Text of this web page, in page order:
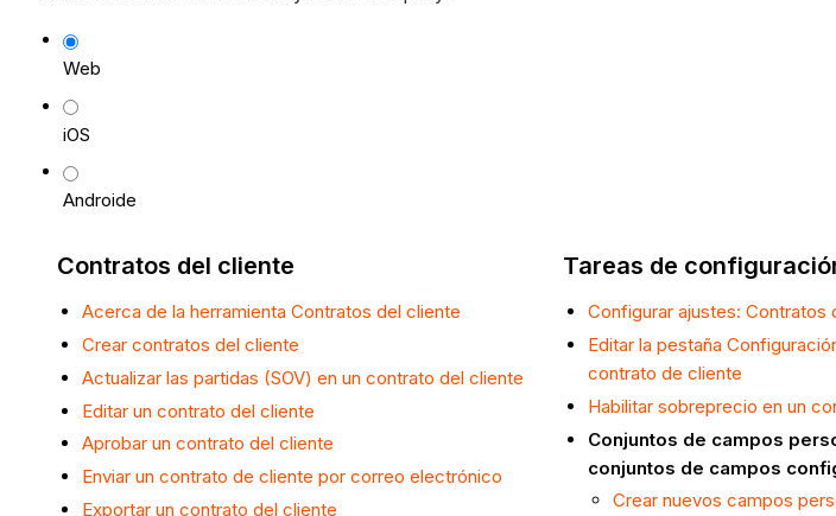
Web
iOS
Androide
Contratos del cliente
Acerca de la herramienta Contratos del cliente
Crear contratos del cliente
Actualizar las partidas (SOV) en un contrato del cliente
Editar un contrato del cliente
Aprobar un contrato del cliente
Enviar un contrato de cliente por correo electrónico
Exportar un contrato del cliente
Tareas de
Configurar ajustes: Contratos
Editar la pestaña
contrato de cliente
Habilitar sobreprecio en un
Conjuntos de campos
conjuntos de campos
Crear nuevos campos